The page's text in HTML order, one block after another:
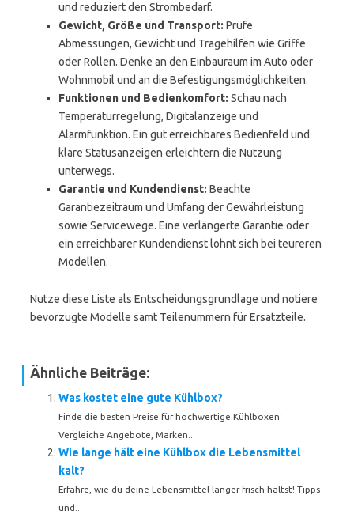
und reduziert den Strombedarf.
Gewicht, Größe und Transport: Prüfe
Abmessungen, Gewicht und Tragehilfen wie Griffe
oder Rollen. Denke an den Einbauraum im Auto oder
Wohnmobil und an die Befestigungsmöglichkeiten.
Funktionen und Bedienkomfort: Schau nach
Temperaturregelung, Digitalanzeige und
Alarmfunktion. Ein gut erreichbares Bedienfeld und
klare Statusanzeigen erleichtern die Nutzung
unterwegs.
Garantie und Kundendienst: Beachte
Garantiezeitraum und Umfang der Gewährleistung
sowie Servicewege. Eine verlängerte Garantie oder
ein erreichbarer Kundendienst lohnt sich bei teureren
Modellen.
Nutze diese Liste als Entscheidungsgrundlage und notiere
bevorzugte Modelle samt Teilenummern für Ersatzteile.
Ähnliche Beiträge:
Was kostet eine gute Kühlbox?
Finde die besten Preise für hochwertige Kühlboxen:
Vergleiche Angebote, Marken...
Wie lange hält eine Kühlbox die Lebensmittel
kalt?
Erfahre, wie du deine Lebensmittel länger frisch hältst! Tipps
und...